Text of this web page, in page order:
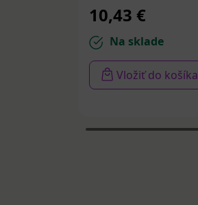
10,43 €
Na sklade
Vložiť do košíka